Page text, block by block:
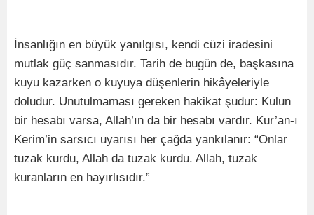
İnsanlığın en büyük yanılgısı, kendi cüzi iradesini
mutlak güç sanmasıdır. Tarih de bugün de, başkasına
kuyu kazarken o kuyuya düşenlerin hikâyeleriyle
doludur. Unutulmaması gereken hakikat şudur: Kulun
bir hesabı varsa, Allah’ın da bir hesabı vardır. Kur’an-ı
Kerim’in sarsıcı uyarısı her çağda yankılanır: “Onlar
tuzak kurdu, Allah da tuzak kurdu. Allah, tuzak
kuranların en hayırlısıdır.”